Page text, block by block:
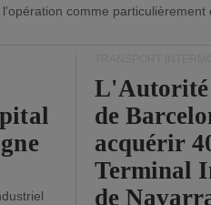
comme
de
acquérir
Terminal
de